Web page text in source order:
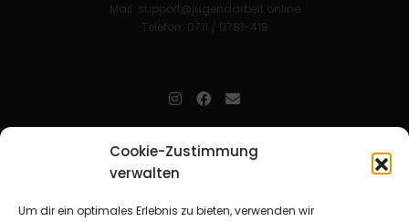
Cookie-Zustimmung
verwalten
Um dir ein optimales Erlebnis zu bieten, verwenden wir
Mail: support@jugendarbeit.online
Telefon: 0711 / 9781-419
Mitarbeitende in der christlichen Kinder-, Jugend- und jungen
Erwachsenenarbeit. Aufjofindet man unkompliziert und schnell
Beziehungsarbeit.